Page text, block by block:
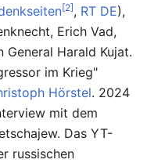
[2], RT DE),
Erich Vad,
General Harald Kujat.
im Krieg"
Hörstel. 2024
mit dem
Das YT-
russischen